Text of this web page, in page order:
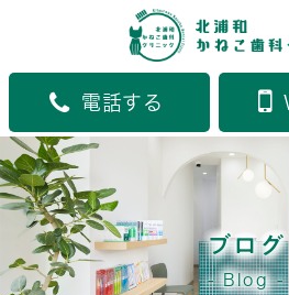
電話する
ブログ
Blog